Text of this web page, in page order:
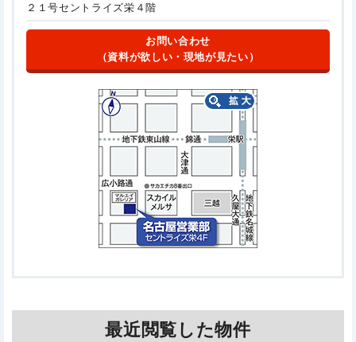
２１号セントライズ栄４階
お問い合わせ
（資料が欲しい・現地が見たい）
最近閲覧した物件